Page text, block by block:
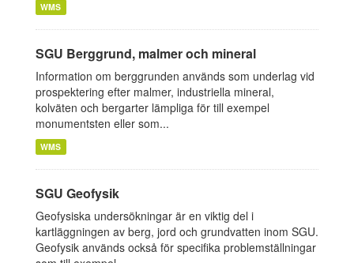
WMS
SGU Berggrund, malmer och mineral
Information om berggrunden används som underlag vid
prospektering efter malmer, industriella mineral,
kolväten och bergarter lämpliga för till exempel
monumentsten eller som...
WMS
SGU Geofysik
Geofysiska undersökningar är en viktig del i
kartläggningen av berg, jord och grundvatten inom SGU.
Geofysik används också för specifika problemställningar